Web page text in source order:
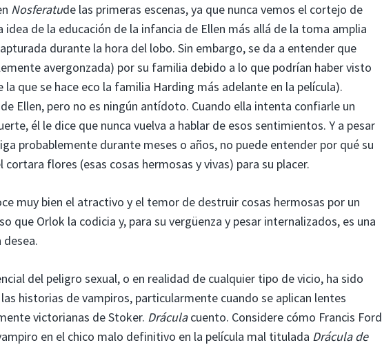
Nosferatude las primeras escenas, ya que nunca vemos el cortejo de
de la educación de la infancia de Ellen más allá de la toma amplia
durante la hora del lobo. Sin embargo, se da a entender que
avergonzada) por su familia debido a lo que podrían haber visto
que se hace eco la familia Harding más adelante en la película).
Ellen, pero no es ningún antídoto. Cuando ella intenta confiarle un
él le dice que nunca vuelva a hablar de esos sentimientos. Y a pesar
probablemente durante meses o años, no puede entender por qué su
flores (esas cosas hermosas y vivas) para su placer.
muy bien el atractivo y el temor de destruir cosas hermosas por un
que Orlok la codicia y, para su vergüenza y pesar internalizados, es una
del peligro sexual, o en realidad de cualquier tipo de vicio, ha sido
historias de vampiros, particularmente cuando se aplican lentes
victorianas de Stoker. Dráculacuento. Considere cómo Francis Ford
en el chico malo definitivo en la película mal titulada Drácula de